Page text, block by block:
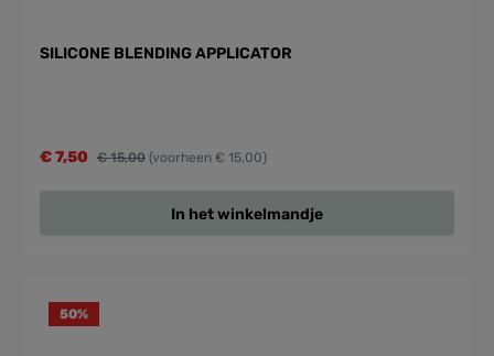
SILICONE BLENDING APPLICATOR
€ 7,50 € 15,00 (voorheen € 15,00)
In het winkelmandje
50%